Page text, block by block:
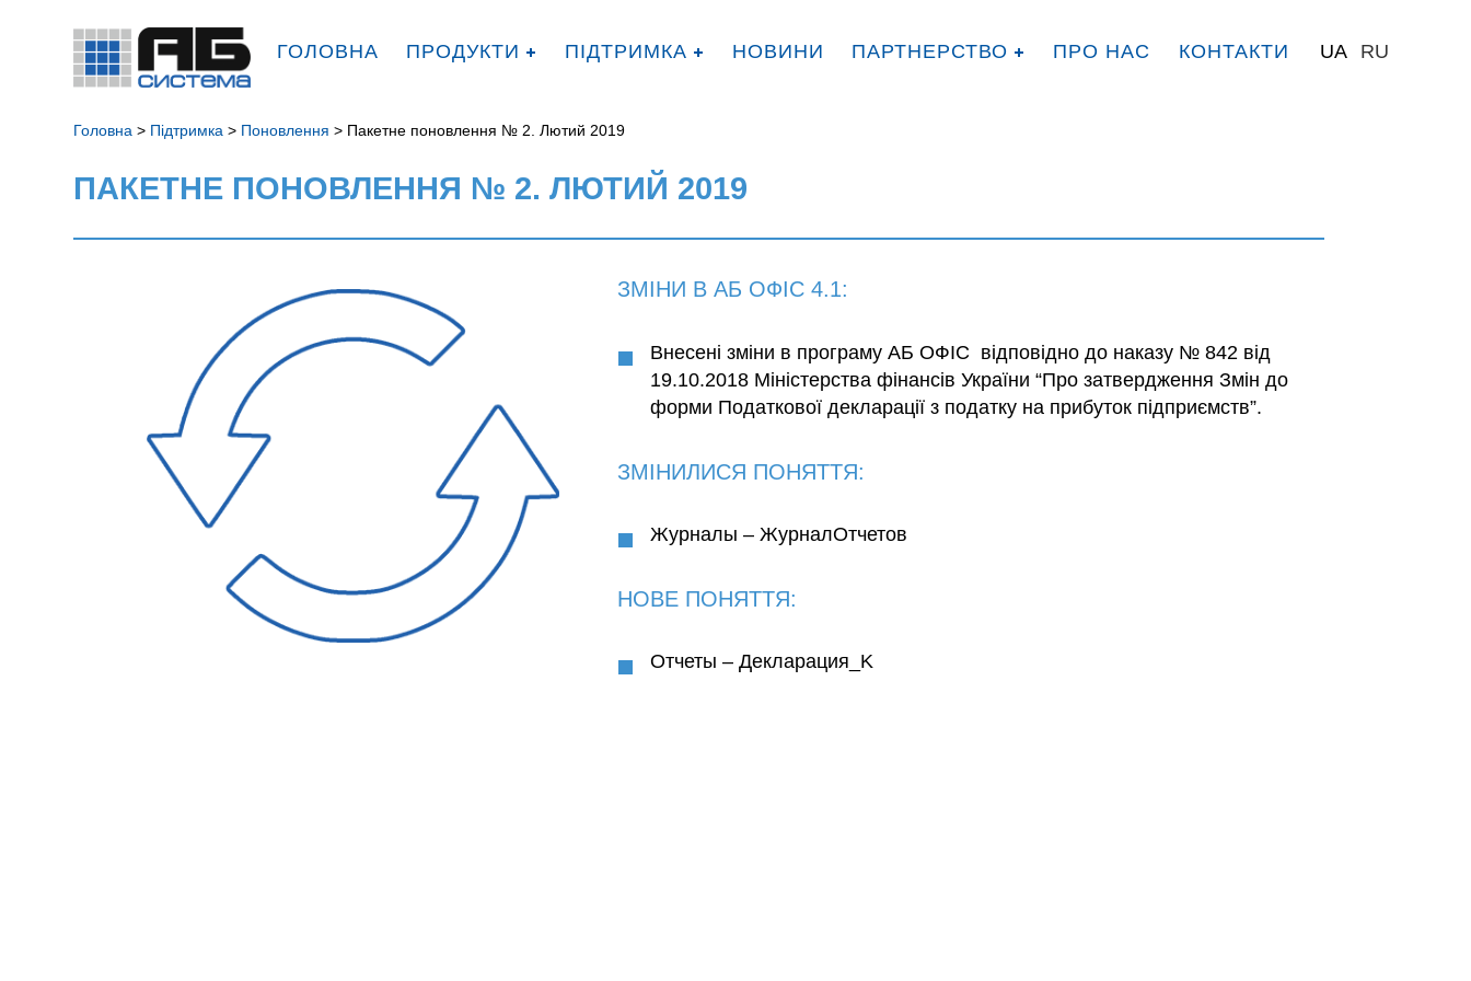
ГОЛОВНА ПРОДУКТИ ПІДТРИМКА НОВИНИ ПАРТНЕРСТВО ПРО НАС КОНТАКТИ UA RU
Головна > Підтримка > Поновлення > Пакетне поновлення № 2. Лютий 2019
ПАКЕТНЕ ПОНОВЛЕННЯ № 2. ЛЮТИЙ 2019
ЗМІНИ В АБ ОФІС 4.1:
Внесені зміни в програму АБ ОФІС відповідно до наказу № 842 від
19.10.2018 Міністерства фінансів України “Про затвердження Змін до
форми Податкової декларації з податку на прибуток підприємств”.
ЗМІНИЛИСЯ ПОНЯТТЯ:
Журналы – ЖурналОтчетов
НОВЕ ПОНЯТТЯ:
Отчеты – Декларация_K